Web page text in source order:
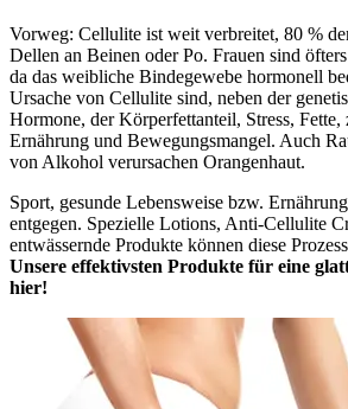
Vorweg: Cellulite ist weit verbreitet, 80 %
Dellen an Beinen oder Po. Frauen sind
da das weibliche Bindegewebe hormonell
Ursache von Cellulite sind, neben der
Hormone, der Körperfettanteil, Stress, Fette,
Ernährung und Bewegungsmangel. Auch
von Alkohol verursachen Orangenhaut.
Sport, gesunde Lebensweise bzw.
entgegen. Spezielle Lotions, Anti-Cellulite
entwässernde Produkte können diese
Unsere effektivsten Produkte für eine
hier!